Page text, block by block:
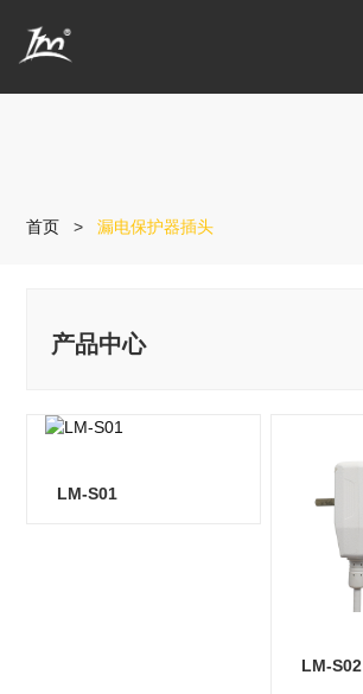
首页 > 漏电保护器插头
产品中心
LM-S01
LM-S02